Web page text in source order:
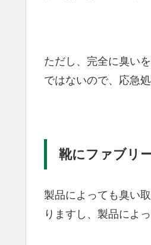
ただし、完全に臭い
ではないので、応急
靴にファブリ
製品によっても臭い
りますし、製品によ